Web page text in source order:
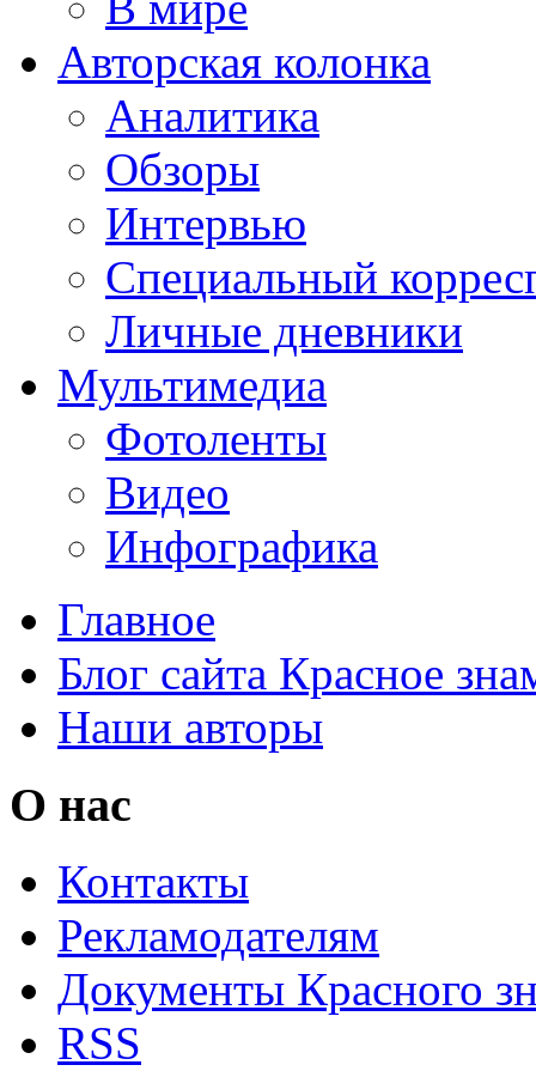
Авторская колонка
Аналитика
Обзоры
Интервью
Специальный
Личные дневники
Мультимедиа
Фотоленты
Видео
Инфографика
Главное
Блог сайта Красное
Наши авторы
О нас
Контакты
Рекламодателям
Документы Красного
RSS